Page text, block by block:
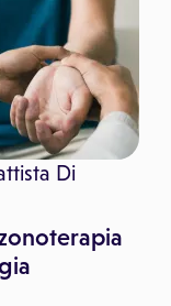
Di